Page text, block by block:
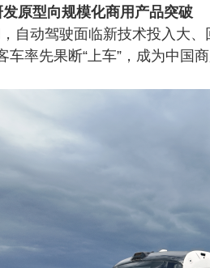
原型向规模化商用产品突破
自动驾驶面临新技术投入大
车率先果断“上车”，成为中国